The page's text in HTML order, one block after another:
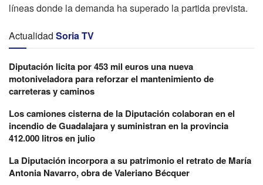
líneas donde la demanda ha superado la partida prevista.
Actualidad Soria TV
Diputación licita por 453 mil euros una nueva
motoniveladora para reforzar el mantenimiento de
carreteras y caminos
Los camiones cisterna de la Diputación colaboran en el
incendio de Guadalajara y suministran en la provincia
412.000 litros en julio
La Diputación incorpora a su patrimonio el retrato de María
Antonia Navarro, obra de Valeriano Bécquer